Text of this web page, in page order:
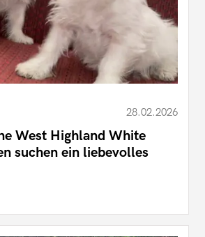
28.02.2026
West Highland White
suchen ein liebevolles